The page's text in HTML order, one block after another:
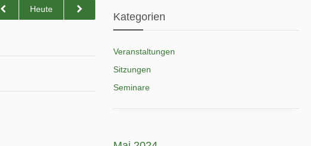
Heute
Kategorien
Veranstaltungen
Sitzungen
Seminare